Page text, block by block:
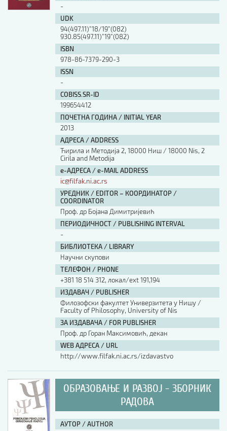
-
UDK
94(497.11)”18/19”(082)
930.85(497.11)”19”(082)
ISBN
978-86-7379-290-3
ISSN
-
COBISS.SR-ID
199654412
ПОЧЕТНА ГОДИНА / INITIAL YEAR
2013
АДРЕСА / ADDRESS
Ћирила и Методија 2, 18000 Ниш / 18000 Nis, 2
Cirila and Metodija
е-АДРЕСА / e-MAIL ADDRESS
ic@filfak.ni.ac.rs
УРЕДНИК / EDITOR – КООРДИНАТОР /
COORDINATOR
Проф. др Бојана Димитријевић
ПЕРИОДИЧНОСТ / PUBLISHING INTERVAL
-
БИБЛИОТЕКА / LIBRARY
Научни скупови
ТЕЛЕФОН / PHONE
+381 18 514 312, локал/ext 191,194
ИЗДАВАЧ / PUBLISHER
Филозофски факултет Универзитета у Нишу /
Faculty of Philosophy, University of Nis
ЗА ИЗДАВАЧА / FOR PUBLISHER
Проф. др Горан Максимовић, декан
WEB АДРЕСА / URL
http://www.filfak.ni.ac.rs/izdavastvo
ОБРАЗОВАЊЕ И РАЗВОЈ - ЗБОРНИК
РАДОВА
АУТОР / AUTHOR